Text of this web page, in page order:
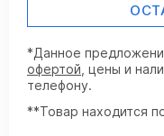
*Данное
офертой , цены и
телефону.
**Товар находится